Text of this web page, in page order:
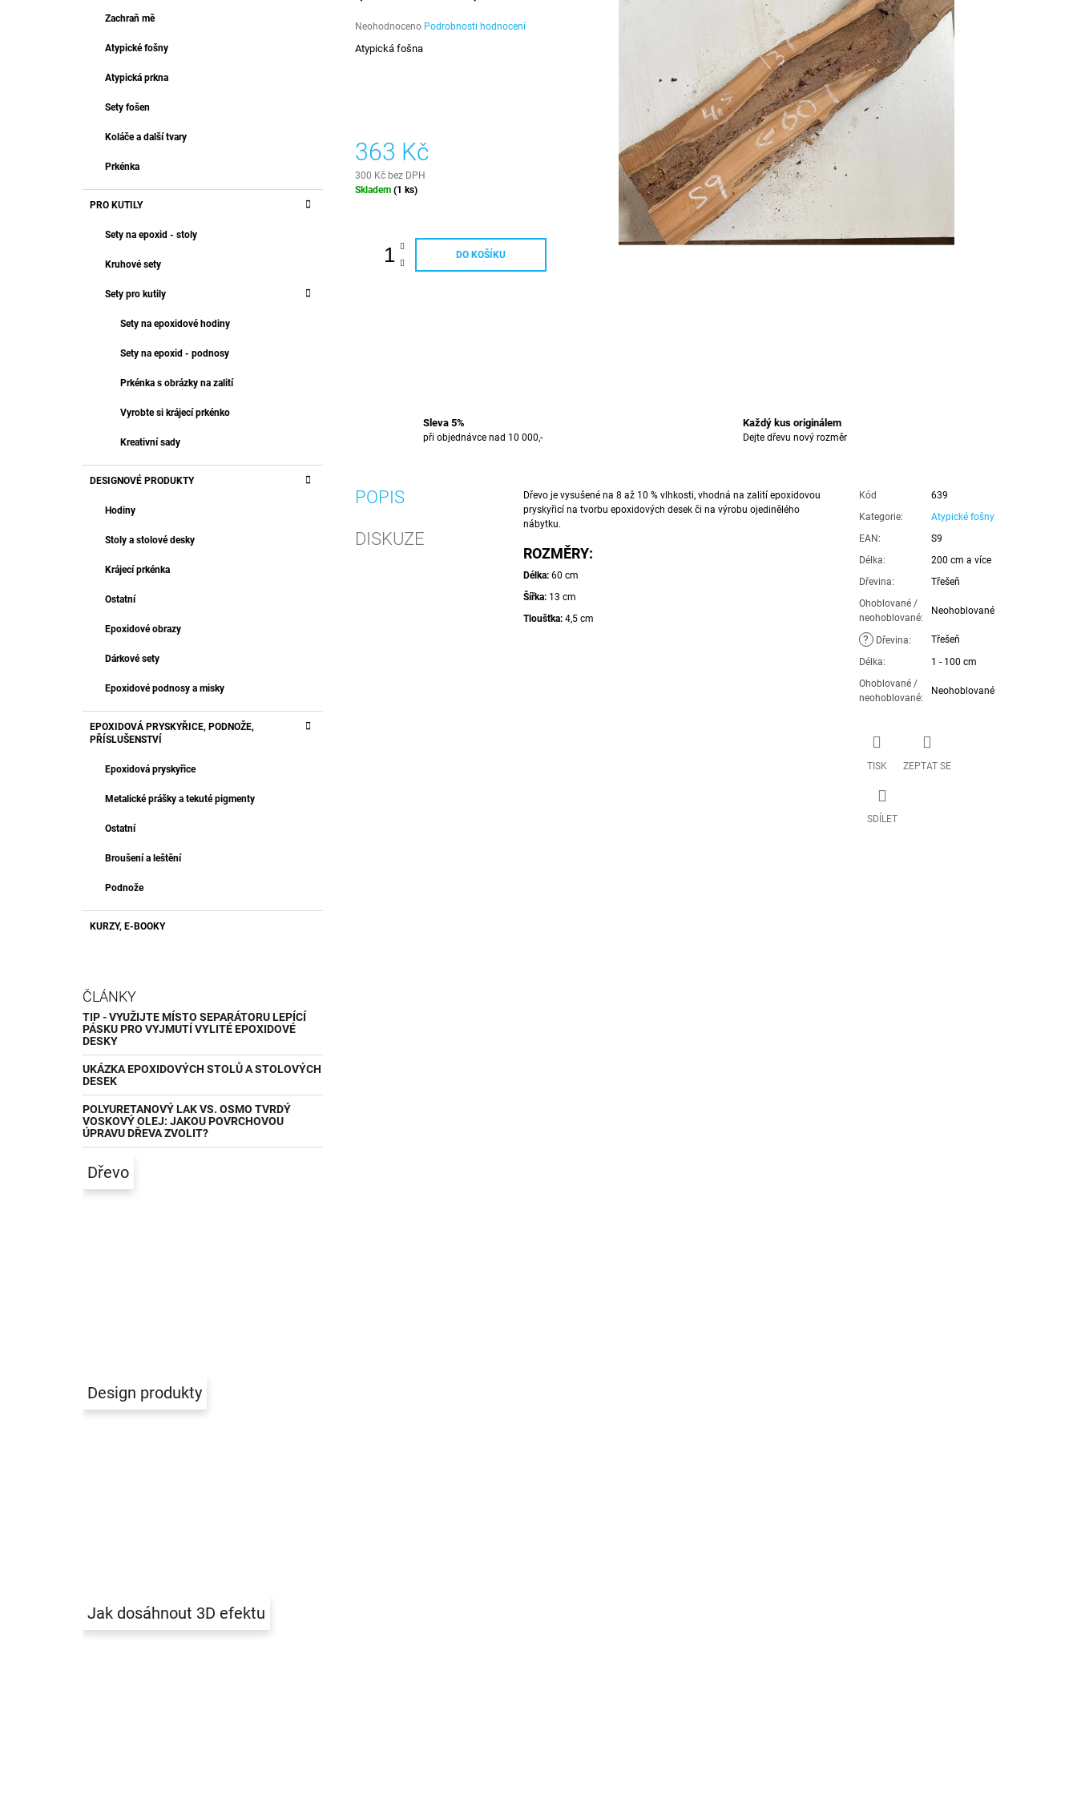
Zachraň mě
Atypické fošny
Atypická prkna
Sety fošen
Koláče a další tvary
Prkénka
PRO KUTILY
Sety na epoxid - stoly
Kruhové sety
Sety pro kutily
Sety na epoxidové hodiny
Sety na epoxid - podnosy
Prkénka s obrázky na zalití
Vyrobte si krájecí prkénko
Kreativní sady
DESIGNOVÉ PRODUKTY
Hodiny
Stoly a stolové desky
Krájecí prkénka
Ostatní
Epoxidové obrazy
Dárkové sety
Epoxidové podnosy a misky
EPOXIDOVÁ PRYSKYŘICE, PODNOŽE,
PŘÍSLUŠENSTVÍ
Epoxidová pryskyřice
Metalické prášky a tekuté pigmenty
Ostatní
Broušení a leštění
Podnože
KURZY, E-BOOKY
ČLÁNKY
TIP - VYUŽIJTE MÍSTO SEPARÁTORU LEPÍCÍ
PÁSKU PRO VYJMUTÍ VYLITÉ EPOXIDOVÉ
DESKY
UKÁZKA EPOXIDOVÝCH STOLŮ A STOLOVÝCH
DESEK
POLYURETANOVÝ LAK VS. OSMO TVRDÝ
VOSKOVÝ OLEJ: JAKOU POVRCHOVOU
ÚPRAVU DŘEVA ZVOLIT?
Dřevo
Design produkty
Jak dosáhnout 3D efektu
Průměrné
produktu
Neohodnoceno Podrobnosti hodnocení
Atypická fošna
363 Kč
300 Kč bez DPH
Měrná
Skladem (1 ks)
DO KOŠÍKU
Sleva 5%
při objednávce nad 10 000,-
Každý kus originálem
Dejte dřevu nový rozměr
POPIS
DISKUZE
Dřevo je vysušené na 8 až 10 % vlhkosti, vhodná na zalití epoxidovou
pryskyřicí na tvorbu epoxidových desek či na výrobu ojedinělého
nábytku.
ROZMĚRY:
Délka: 60 cm
Šířka: 13 cm
Tloušťka: 4,5 cm
Kód
639
Kategorie:
Atypické fošny
EAN :
S9
Délka:
200 cm a více
Dřevina:
Třešeň
Ohoblované /
neohoblované:
Neohoblované
? Dřevina:
Třešeň
Délka:
1 - 100 cm
Ohoblované /
neohoblované:
Neohoblované
TISK ZEPTAT SE
SDÍLET
1 390 Kč